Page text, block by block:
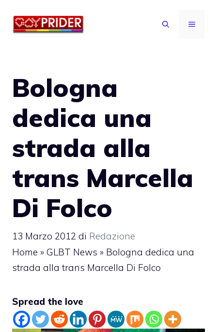
MENU
Bologna
dedica una
strada alla
trans Marcella
Di Folco
13 Marzo 2012 di Redazione
Home » GLBT News » Bologna dedica una
strada alla trans Marcella Di Folco
Spread the love